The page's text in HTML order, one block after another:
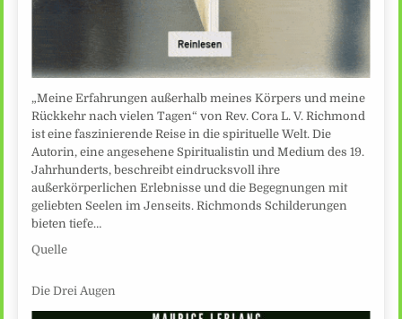
„Meine Erfahrungen außerhalb meines Körpers und meine
Rückkehr nach vielen Tagen“ von Rev. Cora L. V. Richmond
ist eine faszinierende Reise in die spirituelle Welt. Die
Autorin, eine angesehene Spiritualistin und Medium des 19.
Jahrhunderts, beschreibt eindrucksvoll ihre
außerkörperlichen Erlebnisse und die Begegnungen mit
geliebten Seelen im Jenseits. Richmonds Schilderungen
bieten tiefe…
Quelle
Die Drei Augen